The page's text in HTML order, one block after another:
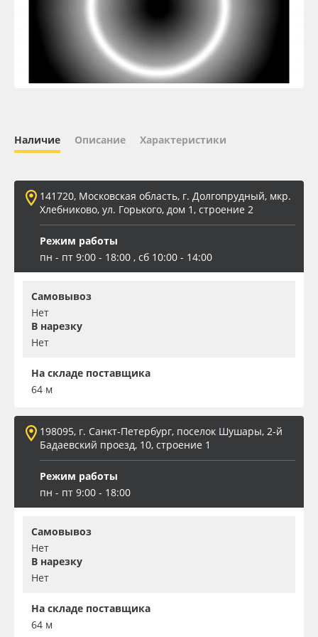
Вспененный ПВХ
Баннер
Наличие Описание Характеристики
141720, Московская область, г. Долгопрудный, мкр.
Хлебниково, ул. Горького, дом 1, строение 2
Режим работы
пн - пт 9:00 - 18:00 , сб 10:00 - 14:00
Самовывоз
Нет
В нарезку
Нет
На складе поставщика
64 м
198095, г. Санкт-Петербург, поселок Шушары, 2-й
Бадаевский проезд, 10, строение 1
Режим работы
пн - пт 9:00 - 18:00
Самовывоз
Нет
В нарезку
Нет
На складе поставщика
64 м